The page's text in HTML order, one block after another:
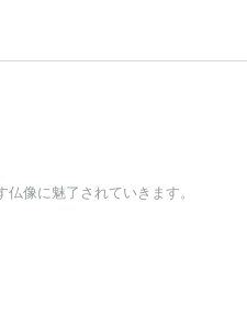
像に魅了されていきます。